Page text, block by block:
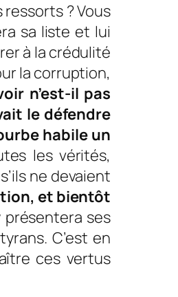
? Vous
sa liste et lui
à la crédulité
la corruption,
n’est-il pas
le défendre
habile un
les vérités,
ne devaient
et bientôt
ses
C’est en
ces vertus